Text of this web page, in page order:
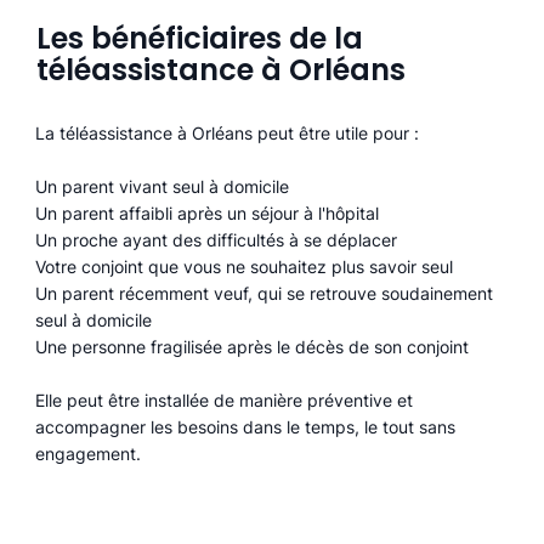
Les bénéficiaires de la
téléassistance à Orléans
La téléassistance à Orléans peut être utile pour :
Un parent vivant seul à domicile
Un parent affaibli après un séjour à l'hôpital
Un proche ayant des difficultés à se déplacer
Votre conjoint que vous ne souhaitez plus savoir seul
Un parent récemment veuf, qui se retrouve soudainement
seul à domicile
Une personne fragilisée après le décès de son conjoint
Elle peut être installée de manière préventive et
accompagner les besoins dans le temps, le tout sans
engagement.